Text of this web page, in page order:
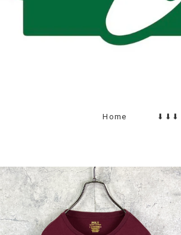
Home ⬇︎⬇︎⬇︎